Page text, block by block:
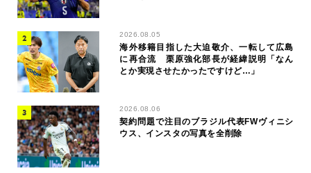
2026.08.05
海外移籍目指した大迫敬介、一転して広島
に再合流 栗原強化部長が経緯説明「なん
とか実現させたかったですけど…」
2026.08.06
契約問題で注目のブラジル代表FWヴィニシ
ウス、インスタの写真を全削除